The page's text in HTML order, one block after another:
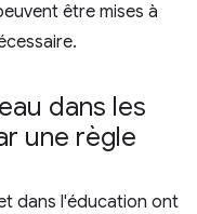
être mises à
dans les
une règle
dans l'éducation ont